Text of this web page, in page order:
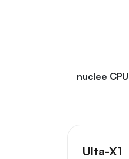
nuclee CPU
Ulta-X1